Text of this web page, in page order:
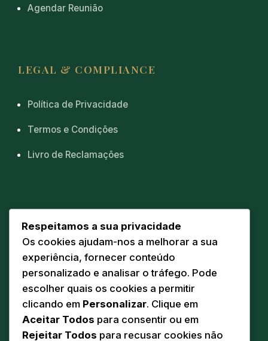
Agendar Reunião
LEGAL & COMPLIANCE
Política de Privacidade
Termos e Condições
Livro de Reclamações
Sede
Av. Eng. Duarte Pacheco 20 A
5160-218 Torre de Moncorvo
✉️ Comunicação
geral@pandodasilva.pt
Respeitamos a sua privacidade
Os cookies ajudam-nos a melhorar a sua
experiência, fornecer conteúdo
personalizado e analisar o tráfego. Pode
escolher quais os cookies a permitir
clicando em Personalizar. Clique em
Aceitar Todos para consentir ou em
Rejeitar Todos para recusar cookies não